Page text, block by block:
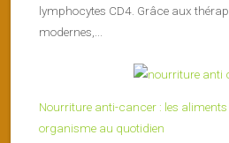
lymphocytes CD4. Grâce aux
modernes,...
Nourriture anti-cancer : les
organisme au quotidien